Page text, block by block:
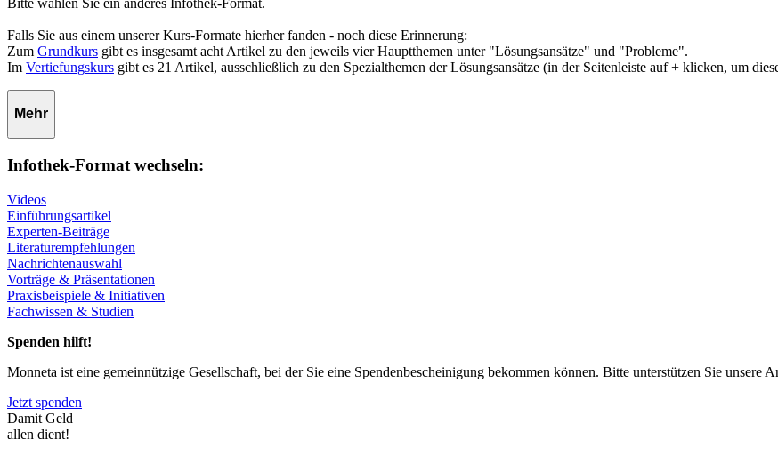
Falls Sie aus einem unserer Kurs-Formate hierher fanden - noch diese Erinnerung:
Zum Grundkurs gibt es insgesamt acht Artikel zu den jeweils vier Hauptthemen unter "Lösungsansätze" und "Probleme".
Im Vertiefungskurs gibt es 21 Artikel, ausschließlich zu den Spezialthemen der Lösungsansätze (in der Seitenleiste auf + klicken, um
Mehr
Infothek-Format wechseln:
Videos
Einführungsartikel
Experten-Beiträge
Literaturempfehlungen
Nachrichtenauswahl
Vorträge & Präsentationen
Praxisbeispiele & Initiativen
Fachwissen & Studien
Spenden hilft!
Monneta ist eine gemeinnützige Gesellschaft, bei der Sie eine Spendenbescheinigung bekommen können. Bitte unterstützen Sie unsere
Jetzt spenden
Damit Geld
allen dient!